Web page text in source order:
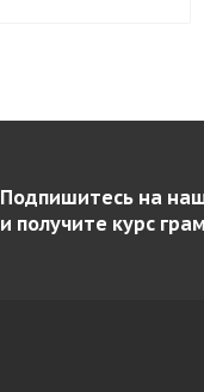
Подпишитесь на
и получите курс